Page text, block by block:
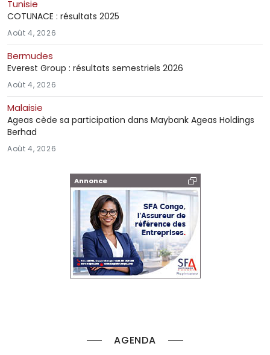
Annonce
AGENDA
Tunisie
COTUNACE : résultats 2025
Août 4, 2026
Bermudes
Everest Group : résultats semestriels 2026
Août 4, 2026
Malaisie
Ageas cède sa participation dans Maybank Ageas Holdings
Berhad
Août 4, 2026